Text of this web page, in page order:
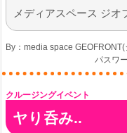
メディアスペース ジオ
By： media space
パスワ
クルージングイベント
ヤり呑み..